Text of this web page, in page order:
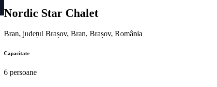
Nordic Star Chalet
Bran, județul Brașov, Bran, Brașov, România
Capacitate
6 persoane